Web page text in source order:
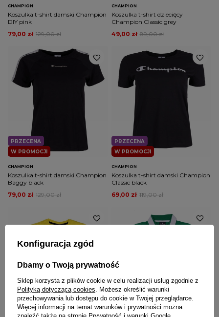
CHAMPION
Koszulka t-shirt damski Champion
DIY pink
129,00 zł
79,00 zł
CHAMPION
Koszulka t-shirt dziecięcy
Champion Classic grey
89,00 zł
49,00 zł
W PROMOCJI
PRZECENA
CHAMPION
Koszulka t-shirt damski Champion
Baggy black
129,00 zł
79,00 zł
W PROMOCJI
PRZECENA
CHAMPION
Koszulka t-shirt damski Champion
Classic black
119,00 zł
69,00 zł
W PROMOCJI
PRZECENA
W PROMOCJI
PRZECENA
Konfiguracja zgód
Dbamy o Twoją prywatność
Sklep korzysta z plików cookie w celu realizacji usług zgodnie z
Polityką dotyczącą cookies . Możesz określić warunki
przechowywania lub dostępu do cookie w Twojej przeglądarce.
Więcej informacji na temat warunków i prywatności można